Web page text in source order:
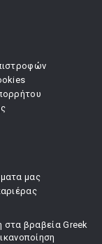
μας
στα βραβεία Greek